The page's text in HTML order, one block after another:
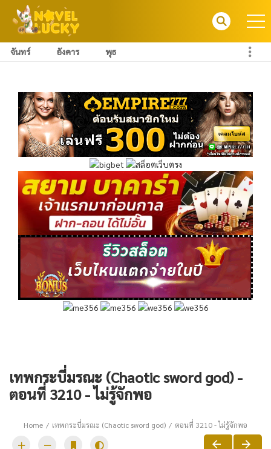
จันทร์ อังคาร พุธ
เทพกระบี่มรณะ (Chaotic sword god) -
ตอนที่ 3210 - ไม่รู้จักพอ
Home เทพกระบี่มรณะ (Chaotic sword god) ตอนที่ 3210 - ไม่รู้จักพอ